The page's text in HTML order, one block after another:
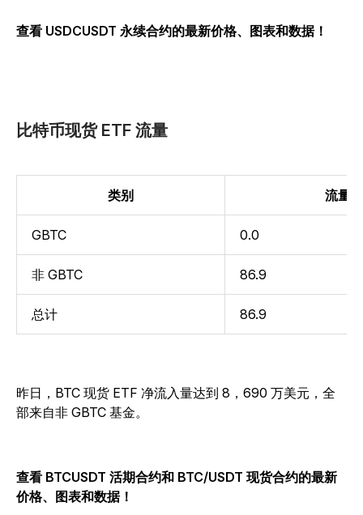
查看 USDCUSDT 永续合约的最新价格、图表和数据！
比特币现货 ETF 流量
类别 流量
GBTC 0.0
非 GBTC 86.9
总计 86.9
昨日，BTC 现货 ETF 净流入量达到 8，690 万美元，全
部来自非 GBTC 基金。
查看 BTCUSDT 活期合约和 BTC/USDT 现货合约的最新
价格、图表和数据！